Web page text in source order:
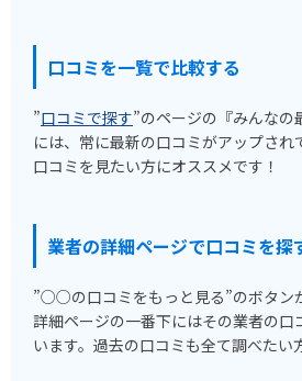
口コミを一覧で比較する
”口コミで探す”のページの『みんなの
には、常に最新の口コミがアップされ
口コミを見たい方にオススメです！
業者の詳細ページで口コミを探
”○○の口コミをもっと見る”のボタン
詳細ページの一番下にはその業者の口
います。過去の口コミも全て調べたい